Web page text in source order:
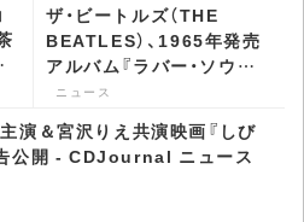
ザ・ビートルズ（THE
BEATLES）、1965年発売
アルバム『ラバー・ソウル』
新スペシャル・エディショ
決定 - CDJournal ニュー
ス
ニュース
演＆宮沢りえ共演映画『しび
公開 - CDJournal ニュース